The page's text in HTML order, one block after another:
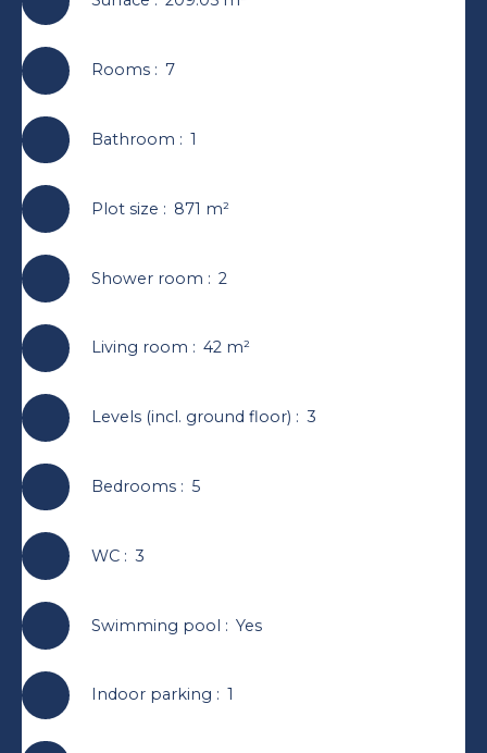
Rooms: 7
Bathroom : 1
Plot size : 871 m²
Shower room : 2
Living room : 42 m²
Levels (incl. ground floor) : 3
Bedrooms: 5
WC: 3
Swimming pool : Yes
Indoor parking : 1